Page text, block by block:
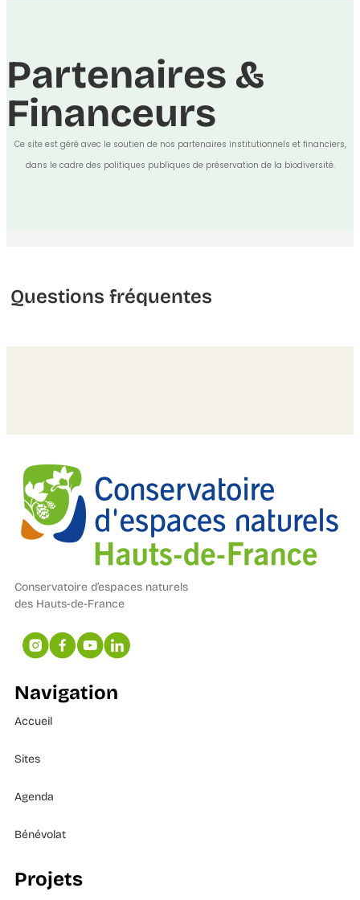
Partenaires &
Financeurs
Ce site est géré avec le soutien de nos partenaires institutionnels et financiers,
dans le cadre des politiques publiques de préservation de la biodiversité.
Questions fréquentes
Conservatoire d’espaces naturels
des Hauts-de-France
Navigation
Accueil
Sites
Agenda
Bénévolat
Projets